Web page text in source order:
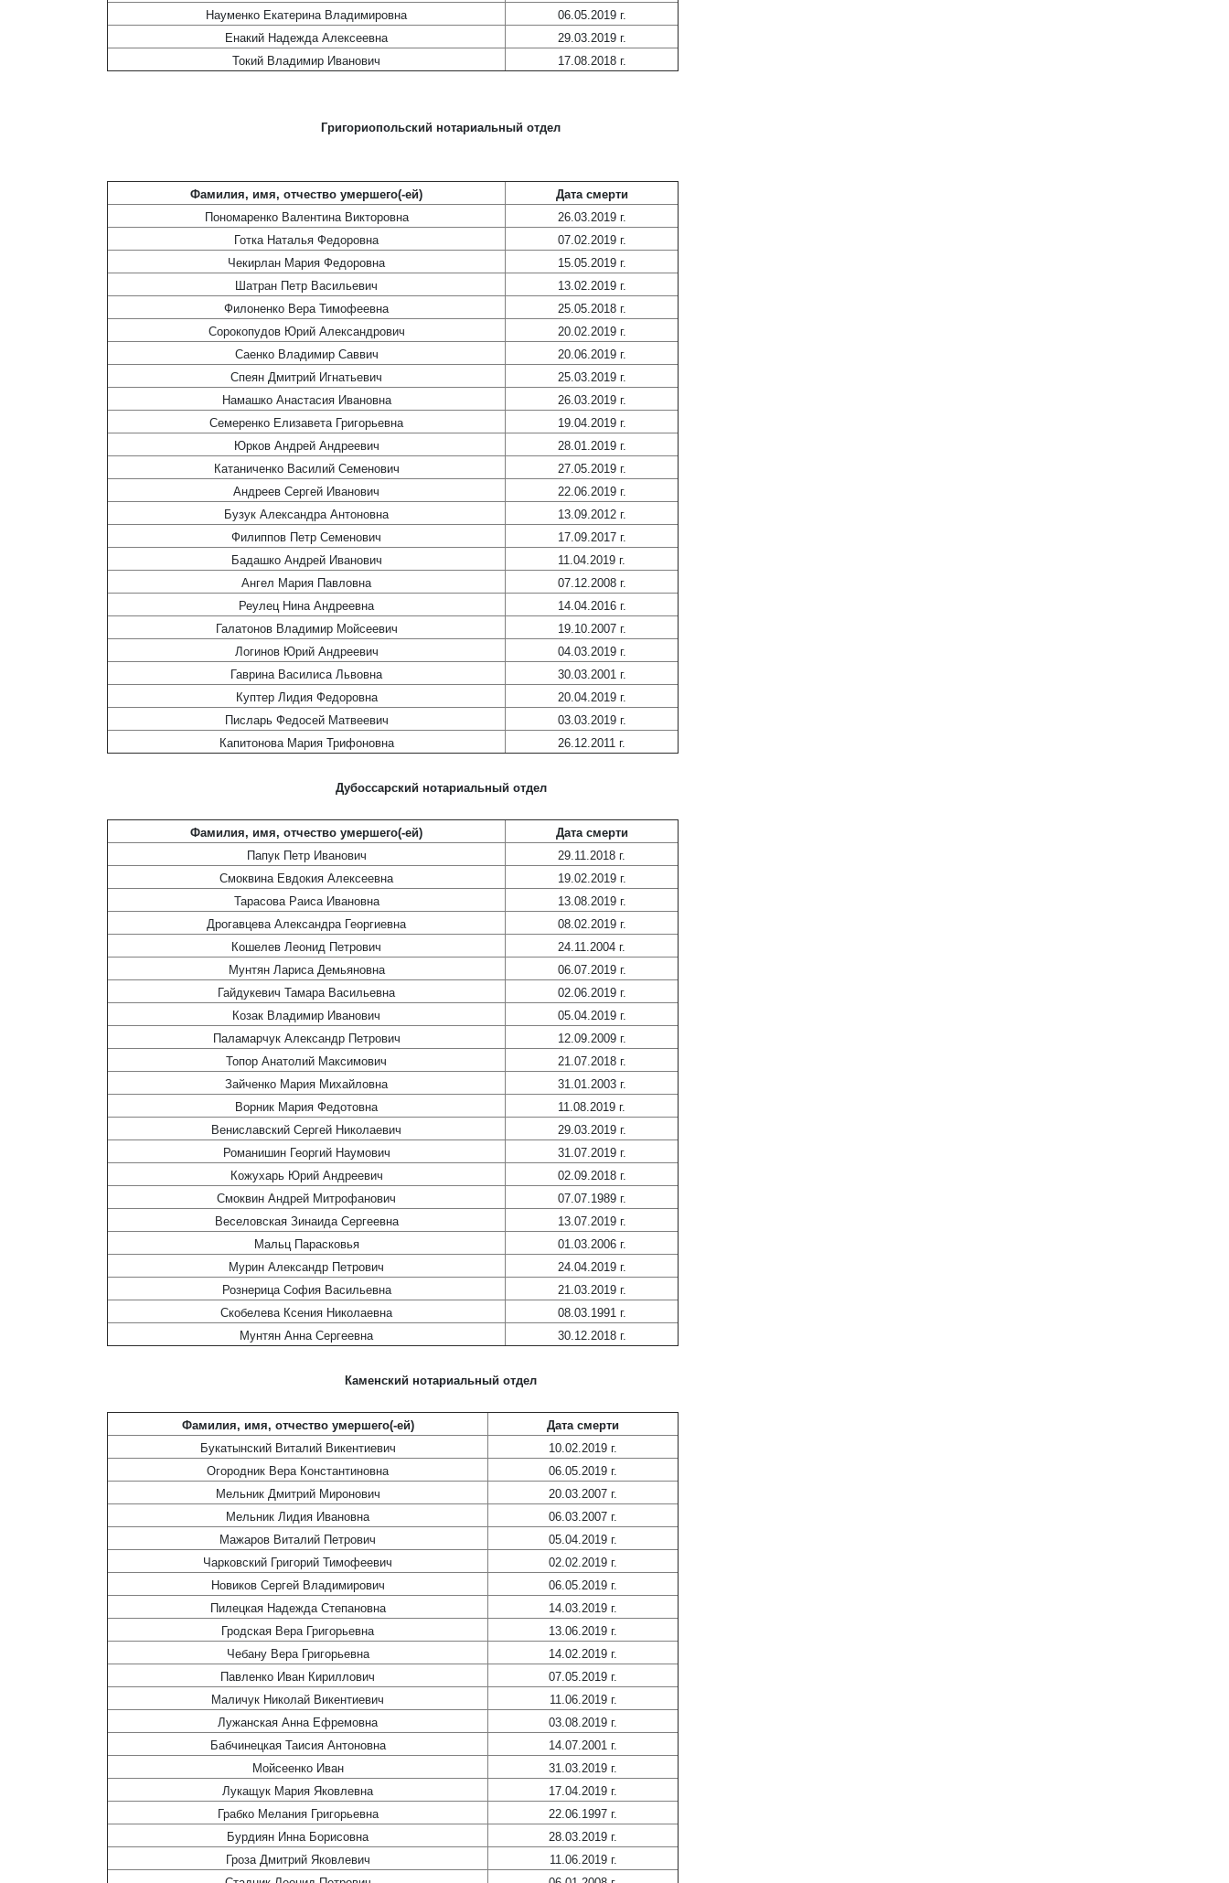
Науменко Екатерина Владимировна
06.05.2019 г.
Енакий Надежда Алексеевна
29.03.2019 г.
Токий Владимир Иванович
17.08.2018 г.
Григориопольский нотариальный отдел
Фамилия, имя, отчество умершего(-ей)
Дата смерти
Пономаренко Валентина Викторовна
26.03.2019 г.
Готка Наталья Федоровна
07.02.2019 г.
Чекирлан Мария Федоровна
15.05.2019 г.
Шатран Петр Васильевич
13.02.2019 г.
Филоненко Вера Тимофеевна
25.05.2018 г.
Сорокопудов Юрий Александрович
20.02.2019 г.
Саенко Владимир Саввич
20.06.2019 г.
Спеян Дмитрий Игнатьевич
25.03.2019 г.
Намашко Анастасия Ивановна
26.03.2019 г.
Семеренко Елизавета Григорьевна
19.04.2019 г.
Юрков Андрей Андреевич
28.01.2019 г.
Катаниченко Василий Семенович
27.05.2019 г.
Андреев Сергей Иванович
22.06.2019 г.
Бузук Александра Антоновна
13.09.2012 г.
Филиппов Петр Семенович
17.09.2017 г.
Бадашко Андрей Иванович
11.04.2019 г.
Ангел Мария Павловна
07.12.2008 г.
Реулец Нина Андреевна
14.04.2016 г.
Галатонов Владимир Мойсеевич
19.10.2007 г.
Логинов Юрий Андреевич
04.03.2019 г.
Гаврина Василиса Львовна
30.03.2001 г.
Куптер Лидия Федоровна
20.04.2019 г.
Писларь Федосей Матвеевич
03.03.2019 г.
Капитонова Мария Трифоновна
26.12.2011 г.
Дубоссарский нотариальный отдел
Фамилия, имя, отчество умершего(-ей)
Дата смерти
Папук Петр Иванович
29.11.2018 г.
Смоквина Евдокия Алексеевна
19.02.2019 г.
Тарасова Раиса Ивановна
13.08.2019 г.
Дрогавцева Александра Георгиевна
08.02.2019 г.
Кошелев Леонид Петрович
24.11.2004 г.
Мунтян Лариса Демьяновна
06.07.2019 г.
Гайдукевич Тамара Васильевна
02.06.2019 г.
Козак Владимир Иванович
05.04.2019 г.
Паламарчук Александр Петрович
12.09.2009 г.
Топор Анатолий Максимович
21.07.2018 г.
Зайченко Мария Михайловна
31.01.2003 г.
Ворник Мария Федотовна
11.08.2019 г.
Вениславский Сергей Николаевич
29.03.2019 г.
Романишин Георгий Наумович
31.07.2019 г.
Кожухарь Юрий Андреевич
02.09.2018 г.
Смоквин Андрей Митрофанович
07.07.1989 г.
Веселовская Зинаида Сергеевна
13.07.2019 г.
Мальц Парасковья
01.03.2006 г.
Мурин Александр Петрович
24.04.2019 г.
Рознерица София Васильевна
21.03.2019 г.
Скобелева Ксения Николаевна
08.03.1991 г.
Мунтян Анна Сергеевна
30.12.2018 г.
Каменский нотариальный отдел
Фамилия, имя, отчество умершего(-ей)
Дата смерти
Букатынский Виталий Викентиевич
10.02.2019 г.
Огородник Вера Константиновна
06.05.2019 г.
Мельник Дмитрий Миронович
20.03.2007 г.
Мельник Лидия Ивановна
06.03.2007 г.
Мажаров Виталий Петрович
05.04.2019 г.
Чарковский Григорий Тимофеевич
02.02.2019 г.
Новиков Сергей Владимирович
06.05.2019 г.
Пилецкая Надежда Степановна
14.03.2019 г.
Гродская Вера Григорьевна
13.06.2019 г.
Чебану Вера Григорьевна
14.02.2019 г.
Павленко Иван Кириллович
07.05.2019 г.
Маличук Николай Викентиевич
11.06.2019 г.
Лужанская Анна Ефремовна
03.08.2019 г.
Бабчинецкая Таисия Антоновна
14.07.2001 г.
Мойсеенко Иван
31.03.2019 г.
Лукащук Мария Яковлевна
17.04.2019 г.
Грабко Мелания Григорьевна
22.06.1997 г.
Бурдиян Инна Борисовна
28.03.2019 г.
Гроза Дмитрий Яковлевич
11.06.2019 г.